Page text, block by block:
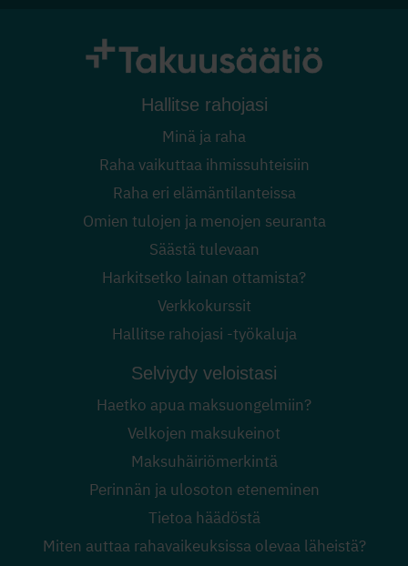
Hallitse rahojasi
Minä ja raha
Raha vaikuttaa ihmissuhteisiin
Raha eri elämäntilanteissa
Omien tulojen ja menojen seuranta
Säästä tulevaan
Harkitsetko lainan ottamista?
Verkkokurssit
Hallitse rahojasi -työkaluja
Selviydy veloistasi
Haetko apua maksuongelmiin?
Velkojen maksukeinot
Maksuhäiriömerkintä
Perinnän ja ulosoton eteneminen
Tietoa häädöstä
Miten auttaa rahavaikeuksissa olevaa läheistä?